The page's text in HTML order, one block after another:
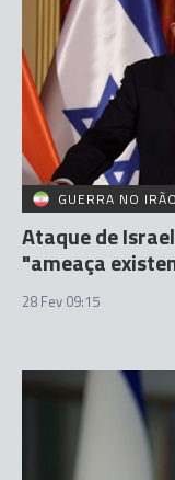
GUERRA NO IRÃO
Ataque de
"ameaça
28 Fev 09:15